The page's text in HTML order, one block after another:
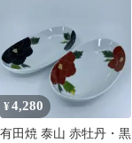
¥4,280
有田焼 泰山 赤牡丹・黒